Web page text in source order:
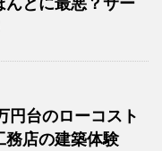
んとに最悪？サー
円台のローコスト
務店の建築体験